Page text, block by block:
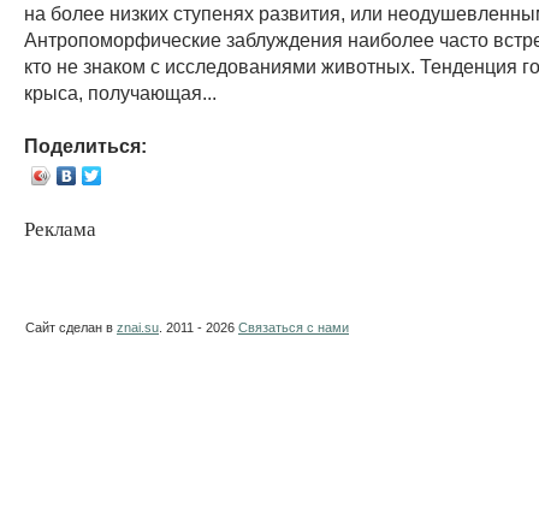
на более низких ступенях развития, или
Антропоморфические заблуждения наиболее часто
кто не знаком с исследованиями животных. Тенденция
крыса, получающая...
Поделиться:
Реклама
Сайт сделан в znai.su . 2011 - 2026 Связаться с нами